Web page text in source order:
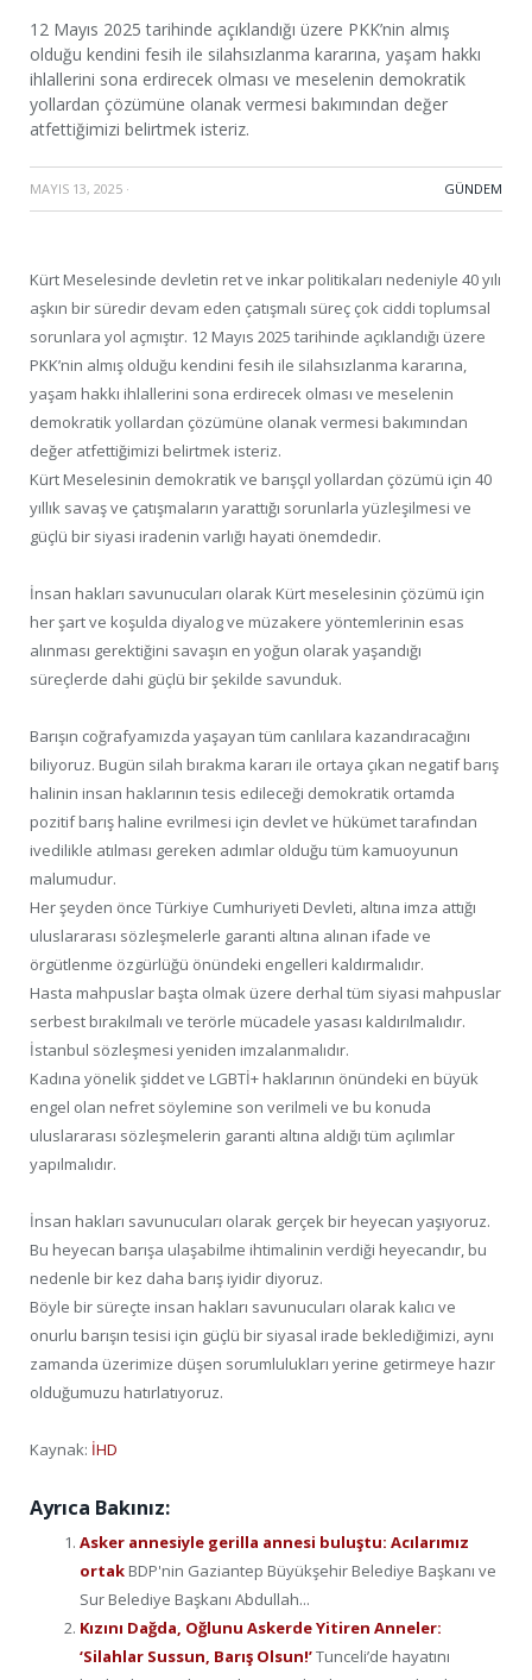
12 Mayıs 2025 tarihinde açıklandığı üzere PKK’nin almış
olduğu kendini fesih ile silahsızlanma kararına, yaşam hakkı
ihlallerini sona erdirecek olması ve meselenin demokratik
yollardan çözümüne olanak vermesi bakımından değer
atfettiğimizi belirtmek isteriz.
MAYIS 13, 2025 · GÜNDEM
Kürt Meselesinde devletin ret ve inkar politikaları nedeniyle 40 yılı
aşkın bir süredir devam eden çatışmalı süreç çok ciddi toplumsal
sorunlara yol açmıştır. 12 Mayıs 2025 tarihinde açıklandığı üzere
PKK’nin almış olduğu kendini fesih ile silahsızlanma kararına,
yaşam hakkı ihlallerini sona erdirecek olması ve meselenin
demokratik yollardan çözümüne olanak vermesi bakımından
değer atfettiğimizi belirtmek isteriz.
Kürt Meselesinin demokratik ve barışçıl yollardan çözümü için 40
yıllık savaş ve çatışmaların yarattığı sorunlarla yüzleşilmesi ve
güçlü bir siyasi iradenin varlığı hayati önemdedir.
İnsan hakları savunucuları olarak Kürt meselesinin çözümü için
her şart ve koşulda diyalog ve müzakere yöntemlerinin esas
alınması gerektiğini savaşın en yoğun olarak yaşandığı
süreçlerde dahi güçlü bir şekilde savunduk.
Barışın coğrafyamızda yaşayan tüm canlılara kazandıracağını
biliyoruz. Bugün silah bırakma kararı ile ortaya çıkan negatif barış
halinin insan haklarının tesis edileceği demokratik ortamda
pozitif barış haline evrilmesi için devlet ve hükümet tarafından
ivedilikle atılması gereken adımlar olduğu tüm kamuoyunun
malumudur.
Her şeyden önce Türkiye Cumhuriyeti Devleti, altına imza attığı
uluslararası sözleşmelerle garanti altına alınan ifade ve
örgütlenme özgürlüğü önündeki engelleri kaldırmalıdır.
Hasta mahpuslar başta olmak üzere derhal tüm siyasi mahpuslar
serbest bırakılmalı ve terörle mücadele yasası kaldırılmalıdır.
İstanbul sözleşmesi yeniden imzalanmalıdır.
Kadına yönelik şiddet ve LGBTİ+ haklarının önündeki en büyük
engel olan nefret söylemine son verilmeli ve bu konuda
uluslararası sözleşmelerin garanti altına aldığı tüm açılımlar
yapılmalıdır.
İnsan hakları savunucuları olarak gerçek bir heyecan yaşıyoruz.
Bu heyecan barışa ulaşabilme ihtimalinin verdiği heyecandır, bu
nedenle bir kez daha barış iyidir diyoruz.
Böyle bir süreçte insan hakları savunucuları olarak kalıcı ve
onurlu barışın tesisi için güçlü bir siyasal irade beklediğimizi, aynı
zamanda üzerimize düşen sorumlulukları yerine getirmeye hazır
olduğumuzu hatırlatıyoruz.
Kaynak: İHD
Ayrıca Bakınız:
Asker annesiyle gerilla annesi buluştu: Acılarımız
ortak BDP'nin Gaziantep Büyükşehir Belediye Başkanı ve
Sur Belediye Başkanı Abdullah...
Kızını Dağda, Oğlunu Askerde Yitiren Anneler:
‘Silahlar Sussun, Barış Olsun!’Tunceli’de hayatını